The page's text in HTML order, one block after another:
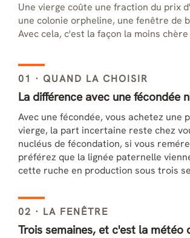
Une vierge coûte une fraction du prix
une colonie orpheline, une fenêtre de
Avec cela, c'est la façon la moins
01 · QUAND LA CHOISIR
La différence avec une fécondée
Avec une fécondée, vous achetez
vierge, la part incertaine reste chez
nucléus de fécondation, si vous
préférez que la lignée paternelle
cette ruche en production sous trois
02 · LA FENÊTRE
Trois semaines, et c'est la météo